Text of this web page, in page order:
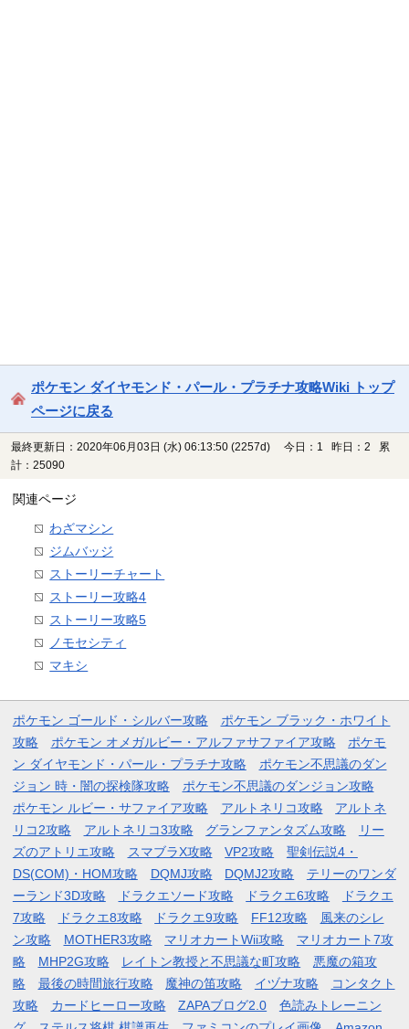
ポケモン ダイヤモンド・パール・プラチナ攻略Wiki トップ
ページに戻る
最終更新日：2020年06月03日 (水) 06:13:50 (2257d)
今日：1 昨日：2 累
計：25090
関連ページ
わざマシン
ジムバッジ
ストーリーチャート
ストーリー攻略4
ストーリー攻略5
ノモセシティ
マキシ
ポケモン ゴールド・シルバー攻略
ポケモン ブラック・ホワイト
攻略
ポケモン オメガルビー・アルファサファイア攻略
ポケモ
ン ダイヤモンド・パール・プラチナ攻略
ポケモン不思議のダン
ジョン 時・闇の探検隊攻略
ポケモン不思議のダンジョン攻略
ポケモン ルビー・サファイア攻略
アルトネリコ攻略
アルトネ
リコ2攻略
アルトネリコ3攻略 グランファンタズム攻略
リー
ズのアトリエ攻略
スマブラX攻略 VP2攻略
聖剣伝説4・
DS(COM)・HOM攻略
DQMJ攻略 DQMJ2攻略
テリーのワンダ
ーランド3D攻略
ドラクエソード攻略 ドラクエ6攻略
ドラクエ
7攻略
ドラクエ8攻略 ドラクエ9攻略 FF12攻略
風来のシレ
ン攻略
MOTHER3攻略 マリオカートWii攻略
マリオカート7攻
略
MHP2G攻略 レイトン教授と不思議な町攻略
悪魔の箱攻
略
最後の時間旅行攻略 魔神の笛攻略 イヅナ攻略
コンタクト
攻略
カードヒーロー攻略 ZAPAブログ2.0
色読みトレーニン